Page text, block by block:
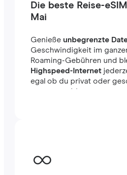
Die beste Reise-
Mai
Genieße unbegrenzte
Geschwindigkeit im
Roaming-Gebühren und
Highspeed-Internet
egal ob du privat oder
unterwegs bist.